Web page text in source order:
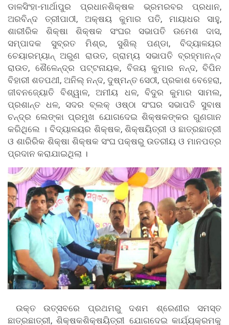
ଡାଳସିଂହା-ମାର୍ଥାପୁର ପ୍ରଧାନଶିକ୍ଷକ ଭ୍ରମରବର ପ୍ରଧାନ,
ଅରବିନ୍ଦ ତ୍ରୀପାଠୀ, ଅକ୍ଷୟ କୁମାର ପତି, ମାୟାଧର ସାହୁ,
ଶାରୀରିକ ଶିକ୍ଷା ଶିକ୍ଷକ ସଂଘର ସଭାପତି ଉମେଶ ଦାସ,
ସମ୍ପାଦକ ସୁବ୍ରତ ମିଶ୍ର, ସୁଶିଲ୍ ପଣ୍ଡା, ବିଦ୍ୟାଳୟର
ଚେୟାରମ୍ୟାନ୍ ଅରୁଣ ରାଉତ, ଗ୍ରାମ୍ୟ ସଭାପତି ବ୍ରହ୍ମାନନ୍ଦ
ରାଉତ, ଶୈଳେନ୍ଦ୍ର ପଟ୍ଟନାୟକ, ବିଜୟ କୁମାର ନନ୍ଦ, ବିପିନ
ବିହାରୀ ଶତପଥୀ, ଅନିଲ୍ ନନ୍ଦ, ଦୁଷ୍ମନ୍ତ ସେଠୀ, ପ୍ରକାଶ ବେହେରା,
ଜୀବନଜ୍ୟୋତି ବିଶ୍ୱାଳ, ଅମୀୟ ଧଳ, ବିଦୁର କୁମାର ସାମଲ,
ପ୍ରଶାନ୍ତ ଧଳ, ସଦର ବ୍ଲକ୍ ଓଷ୍ଠା ସଂଘର ସଭାପତି ସୁବାଷ
ଚନ୍ଦ୍ର ଲେଙ୍କା ପ୍ରମୁଖ ଯୋଗଦେଇ ଶିକ୍ଷକଙ୍କର ଗୁଣଗାନ
କରିଥିଲେ । ବିଦ୍ୟାଳୟର ଶିକ୍ଷକ, ଶିକ୍ଷୟିତ୍ରୀ ଓ ଛାତ୍ରଛାତ୍ରୀ
ଓ ଶାରିରିକ ଶିକ୍ଷା ଶିକ୍ଷକ ସଂଘ ପକ୍ଷରୁ ଉତରୀୟ ଓ ମାନପତ୍ର
ପ୍ରଦାନ କରାଯାଇଥିଲା ।
ଉକ୍ତ ଉତ୍ସବରେ ପ୍ରଥମରୁ ଦଶମ ଶ୍ରେଣୀର ସମସ୍ତ
ଛାତ୍ରଛାତ୍ରୀ, ଶିକ୍ଷକଶିକ୍ଷୟିତ୍ରୀ ଯୋଗଦେଇ କାର୍ଯ୍ୟକ୍ରମକୁ